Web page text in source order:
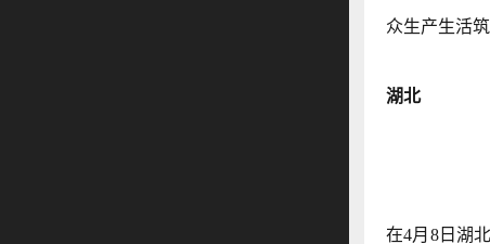
众生产生活
湖北
在4月8日湖